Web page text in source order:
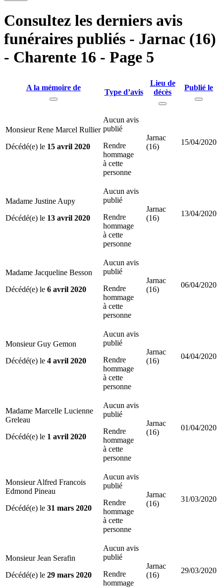
Consultez les derniers avis
funéraires publiés - Jarnac (16)
- Charente 16 - Page 5
A la mémoire de
Type d’avis
Lieu de
décès
Publié le
Monsieur Rene Marcel Rullier
Décédé(e) le 15 avril 2020
Aucun avis
publié
Rendre
hommage
à cette
personne
Jarnac
(16)
15/04/2020
Madame Justine Aupy
Décédé(e) le 13 avril 2020
Aucun avis
publié
Rendre
hommage
à cette
personne
Jarnac
(16)
13/04/2020
Madame Jacqueline Besson
Décédé(e) le 6 avril 2020
Aucun avis
publié
Rendre
hommage
à cette
personne
Jarnac
(16)
06/04/2020
Monsieur Guy Gemon
Décédé(e) le 4 avril 2020
Aucun avis
publié
Rendre
hommage
à cette
personne
Jarnac
(16)
04/04/2020
Madame Marcelle Lucienne
Greleau
Décédé(e) le 1 avril 2020
Aucun avis
publié
Rendre
hommage
à cette
personne
Jarnac
(16)
01/04/2020
Monsieur Alfred Francois
Edmond Pineau
Décédé(e) le 31 mars 2020
Aucun avis
publié
Rendre
hommage
à cette
personne
Jarnac
(16)
31/03/2020
Monsieur Jean Serafin
Décédé(e) le 29 mars 2020
Aucun avis
publié
Rendre
hommage
Jarnac
(16)
29/03/2020